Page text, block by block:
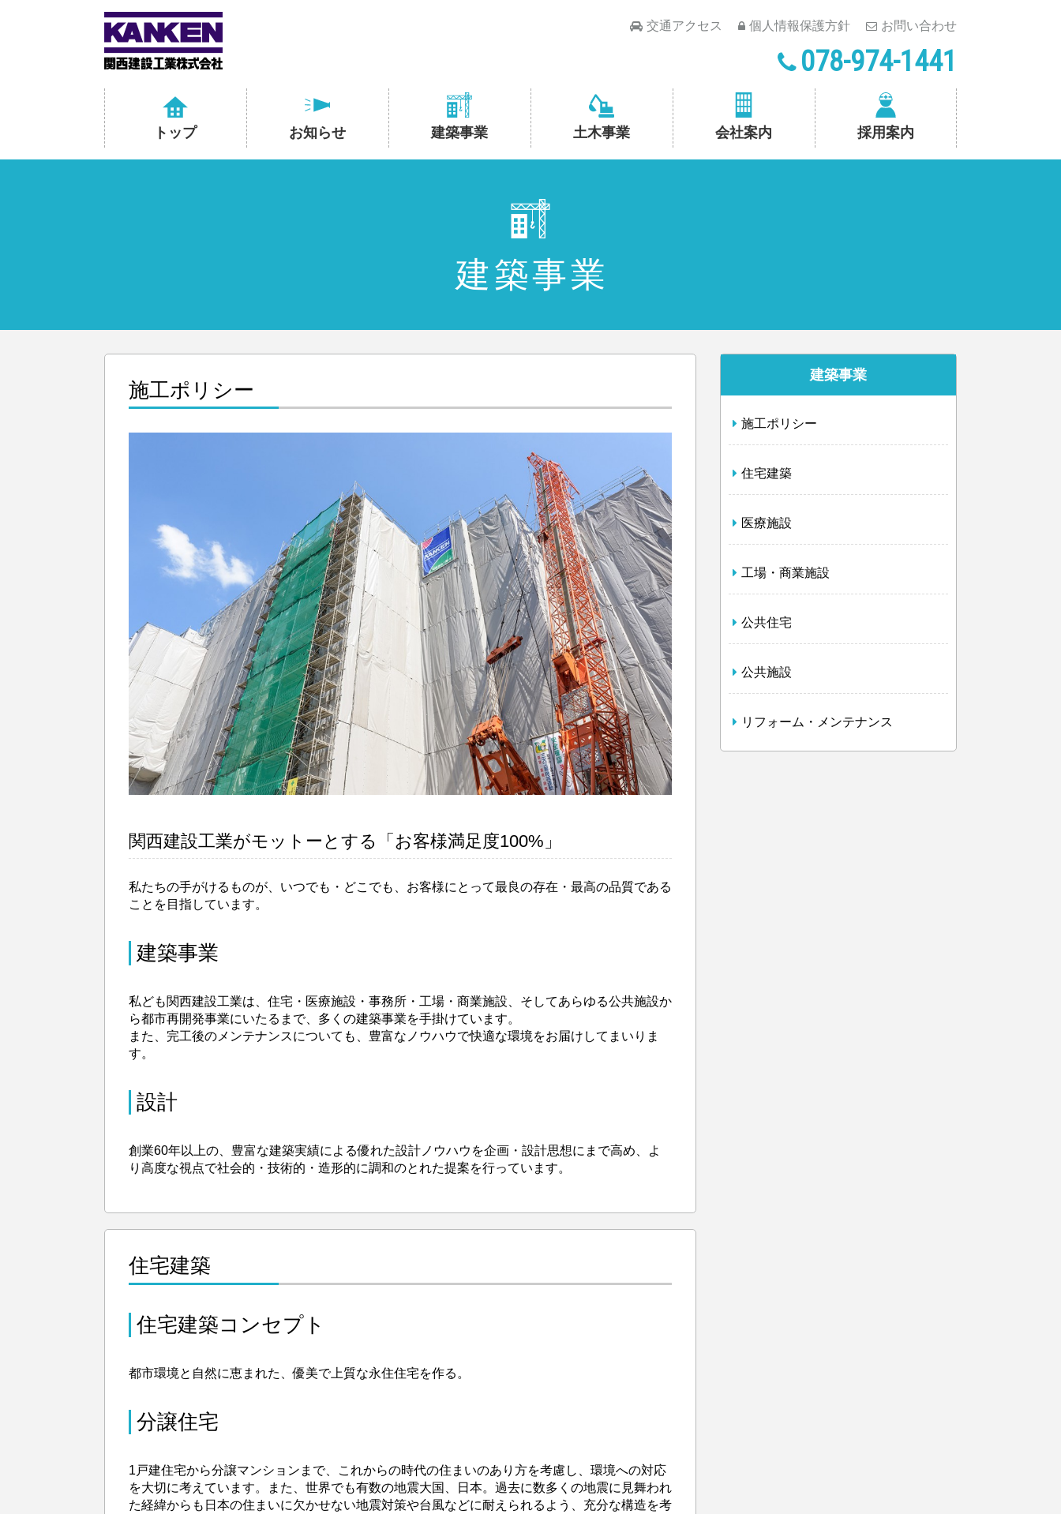
交通アクセス 個人情報保護方針 お問い合わせ
078-974-1441
トップ お知らせ 建築事業 土木事業 会社案内 採用案内
建築事業
施工ポリシー
関西建設工業がモットーとする「お客様満足度100%」
私たちの手がけるものが、いつでも・どこでも、お客様にとって最良の存在・最高の品質である
ことを目指しています。
建築事業
私ども関西建設工業は、住宅・医療施設・事務所・工場・商業施設、そしてあらゆる公共施設か
ら都市再開発事業にいたるまで、多くの建築事業を手掛けています。
また、完工後のメンテナンスについても、豊富なノウハウで快適な環境をお届けしてまいりま
す。
設計
創業60年以上の、豊富な建築実績による優れた設計ノウハウを企画・設計思想にまで高め、よ
り高度な視点で社会的・技術的・造形的に調和のとれた提案を行っています。
住宅建築
住宅建築コンセプト
都市環境と自然に恵まれた、優美で上質な永住住宅を作る。
分譲住宅
1戸建住宅から分譲マンションまで、これからの時代の住まいのあり方を考慮し、環境への対応
を大切に考えています。また、世界でも有数の地震大国、日本。過去に数多くの地震に見舞われ
た経緯からも日本の住まいに欠かせない地震対策や台風などに耐えられるよう、充分な構造を考
建築事業
施工ポリシー
住宅建築
医療施設
工場・商業施設
公共住宅
公共施設
リフォーム・メンテナンス